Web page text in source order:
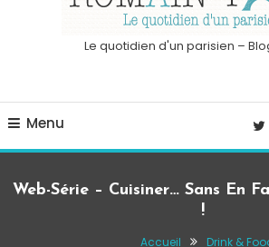
Le quotidien d'un parisien –
Menu
Web-Série – Cuisiner… Sans En
!
Accueil
Drink &